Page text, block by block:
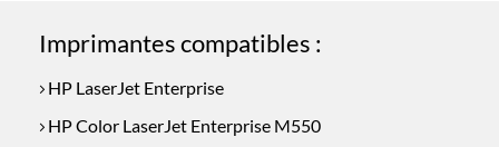
Imprimantes compatibles :
HP LaserJet Enterprise
HP Color LaserJet Enterprise M550